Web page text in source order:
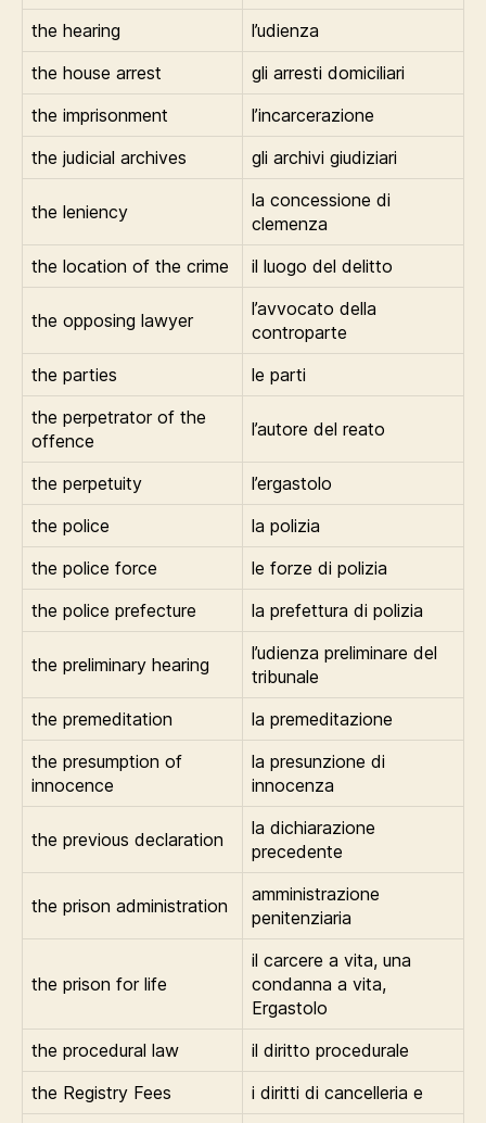
the hearing
l’udienza
the house arrest
gli arresti domiciliari
the imprisonment
l’incarcerazione
the judicial archives
gli archivi giudiziari
the leniency
la concessione di
clemenza
the location of the crime
il luogo del delitto
the opposing lawyer
l’avvocato della
controparte
the parties
le parti
the perpetrator of the
offence
l’autore del reato
the perpetuity
l’ergastolo
the police
la polizia
the police force
le forze di polizia
the police prefecture
la prefettura di polizia
the preliminary hearing
l’udienza preliminare del
tribunale
the premeditation
la premeditazione
the presumption of
innocence
la presunzione di
innocenza
the previous declaration
la dichiarazione
precedente
the prison administration
amministrazione
penitenziaria
the prison for life
il carcere a vita, una
condanna a vita,
Ergastolo
the procedural law
il diritto procedurale
the Registry Fees
i diritti di cancelleria e